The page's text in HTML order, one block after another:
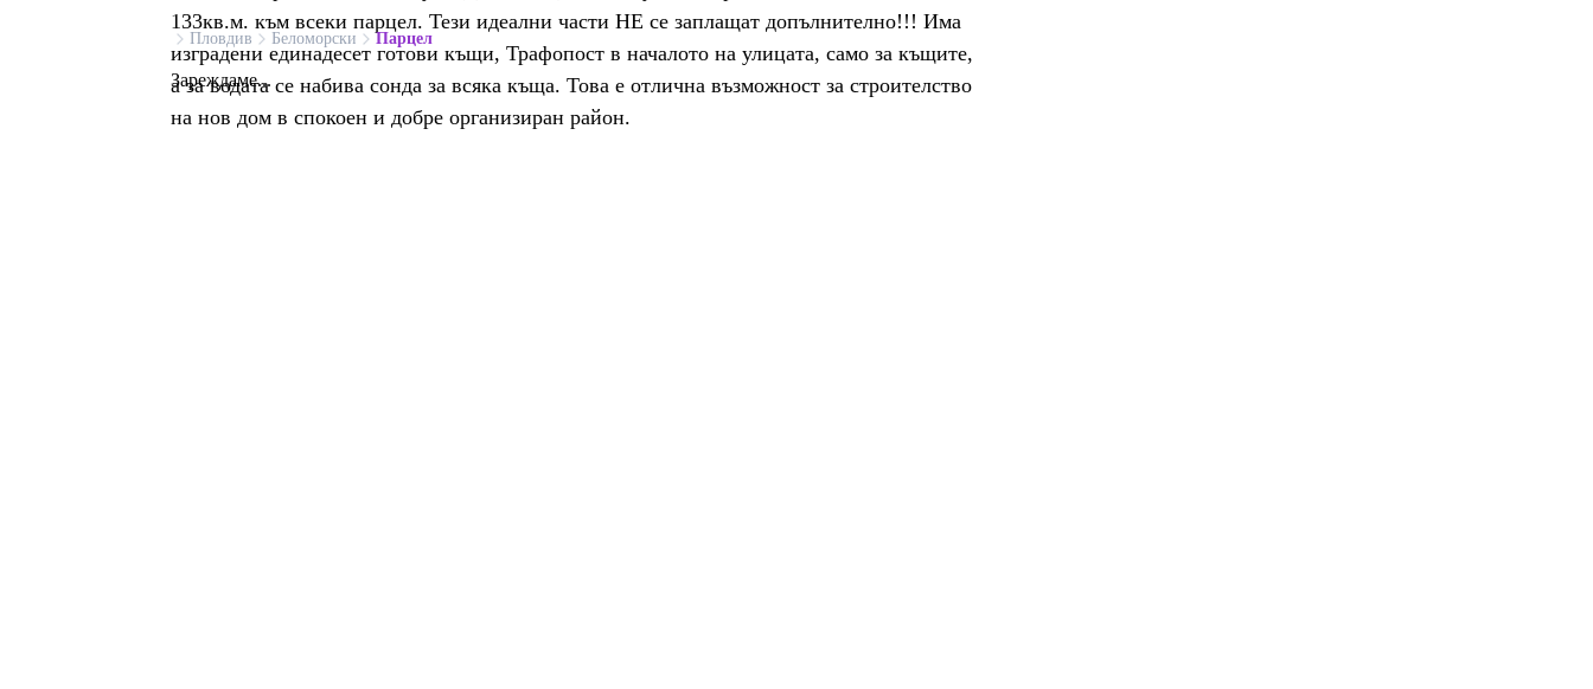
133кв.м. към всеки парцел. Тези идеални части НЕ се заплащат допълнително!!! Има
изградени единадесет готови къщи, Трафопост в началото на улицата, само за къщите,
а за водата се набива сонда за всяка къща. Това е отлична възможност за строителство
на нов дом в спокоен и добре организиран район.
Пловдив Беломорски Парцел
Зареждаме...